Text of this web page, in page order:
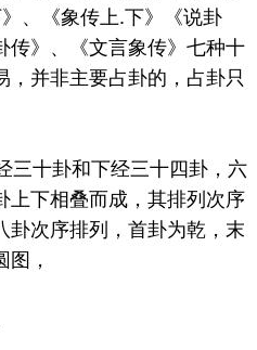
、《象传上.下》《说卦
传》、《文言象传》七种十
并非主要占卦的，占卦只
十卦和下经三十四卦，六
上下相叠而成，其排列次序
次序排列，首卦为乾，末
，